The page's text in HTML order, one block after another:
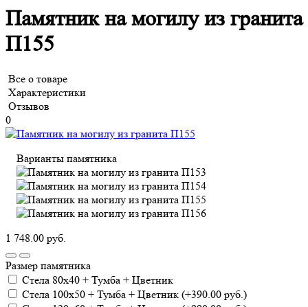
Памятник на могилу из гранита
П155
Все о товаре
Характеристики
Отзывов
0
Варианты памятника
1 748.00 руб.
Размер памятника
Cтела 80х40 + Тумба + Цветник
Cтела 100х50 + Тумба + Цветник (+390.00 руб.)